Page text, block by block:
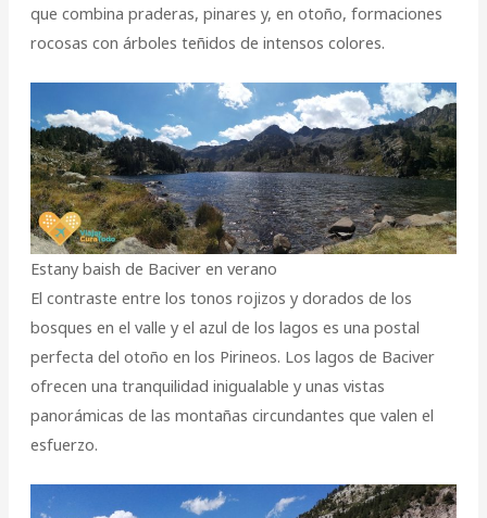
que combina praderas, pinares y, en otoño, formaciones
rocosas con árboles teñidos de intensos colores.
Estany baish de Baciver en verano
El contraste entre los tonos rojizos y dorados de los
bosques en el valle y el azul de los lagos es una postal
perfecta del otoño en los Pirineos. Los lagos de Baciver
ofrecen una tranquilidad inigualable y unas vistas
panorámicas de las montañas circundantes que valen el
esfuerzo.